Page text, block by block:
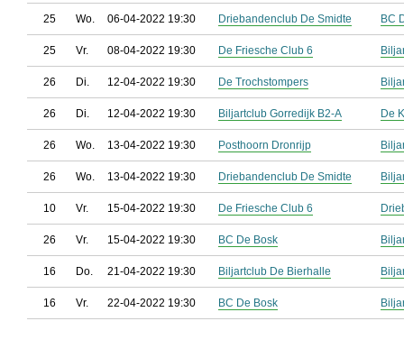
25 Wo. 06-04-2022 19:30 Driebandenclub De Smidte BC
25 Vr. 08-04-2022 19:30 De Friesche Club 6
26 Di. 12-04-2022 19:30 De Trochstompers
26 Di. 12-04-2022 19:30 Biljartclub Gorredijk B2-A De
26 Wo. 13-04-2022 19:30 Posthoorn Dronrijp
26 Wo. 13-04-2022 19:30 Driebandenclub De Smidte
10 Vr. 15-04-2022 19:30 De Friesche Club 6
26 Vr. 15-04-2022 19:30 BC De Bosk
16 Do. 21-04-2022 19:30 Biljartclub De Bierhalle
16 Vr. 22-04-2022 19:30 BC De Bosk